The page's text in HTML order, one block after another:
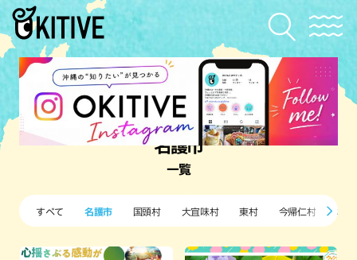
名護市
一覧
すべて 名護市 国頭村 大宜味村 東村 今帰仁村 本部